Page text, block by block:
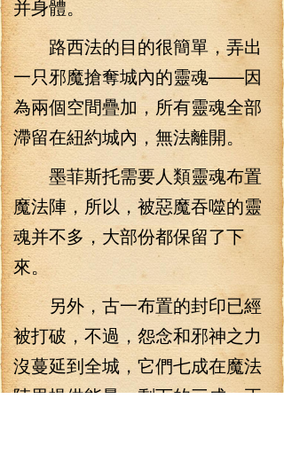
并身體。
路西法的目的很簡單，弄出
一只邪魔搶奪城內的靈魂——因
為兩個空間疊加，所有靈魂全部
滯留在紐約城內，無法離開。
墨菲斯托需要人類靈魂布置
魔法陣，所以，被惡魔吞噬的靈
魂并不多，大部份都保留了下
來。
另外，古一布置的封印已經
被打破，不過，怨念和邪神之力
沒蔓延到全城，它們七成在魔法
陣里提供能量，剩下的三成，正